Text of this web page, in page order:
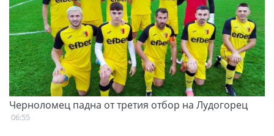
Черноломец падна от третия отбор на Лудогорец
06:55